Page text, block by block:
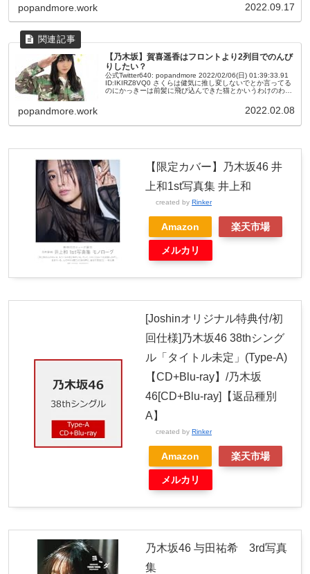
popandmore.work 2022.09.17
【乃木坂】賀喜遥香はフロントより2列目でのんび
りしたい？
公式Twitter640: popandmore 2022/02/06(日) 01:39:33.91
ID:IKIRZ8VQ0 さくらは健気に推し変しないでとか言ってる
のにかっきーは前髪に飛び込んできた猫とかいうわけのわか
popandmore.work 2022.02.08
【限定カバー】乃木坂46 井
上和1st写真集 井上和
created by Rinker
Amazon 楽天市場
メルカリ
[Joshinオリジナル特典付/初
回仕様]乃木坂46 38thシング
ル「タイトル未定」(Type-A)
【CD+Blu-ray】/乃木坂
46[CD+Blu-ray]【返品種別
A】
created by Rinker
Amazon 楽天市場
メルカリ
乃木坂46 与田祐希 3rd写真
集